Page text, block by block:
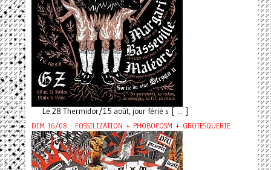
Le 28 Thermidor/15 août, jour férié s [ ... ]
DIM 16/08 : FOSSILIZATION + PHOBOCOSM + GROTESQUERIE